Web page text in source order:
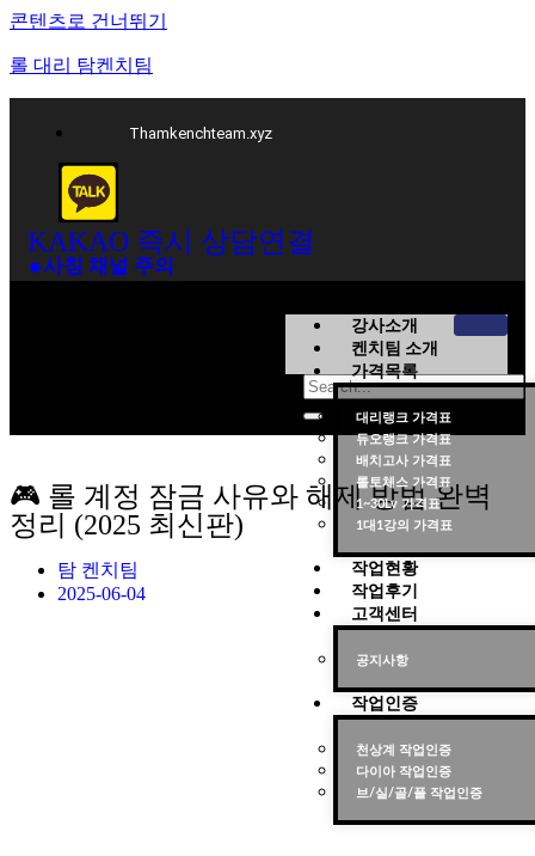
콘텐츠로 건너뛰기
롤 대리 탐켄치팀
Thamkenchteam.xyz
KAKAO 즉시 상담연결
⁕사칭 채널 주의
강사소개
켄치팀 소개
가격목록
대리랭크 가격표
듀오랭크 가격표
배치고사 가격표
롤토체스 가격표
1~30Lv 가격표
1대1강의 가격표
작업현황
작업후기
고객센터
공지사항
작업인증
천상계 작업인증
다이아 작업인증
브/실/골/플 작업인증
🎮 롤 계정 잠금 사유와 해제 방법 완벽
정리 (2025 최신판)
탐 켄치팀
2025-06-04